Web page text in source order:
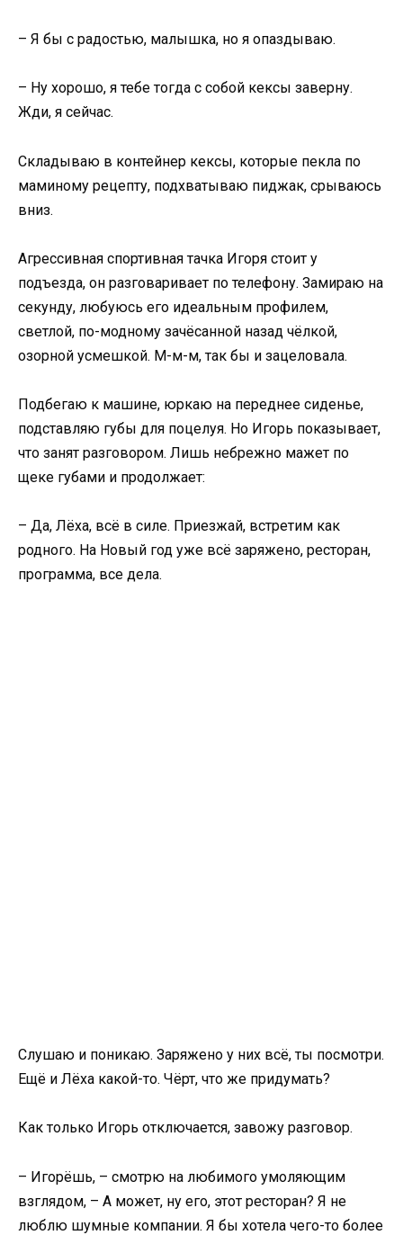
– Я бы с радостью, малышка, но я опаздываю.
– Ну хорошо, я тебе тогда с собой кексы заверну.
Жди, я сейчас.
Складываю в контейнер кексы, которые пекла по
маминому рецепту, подхватываю пиджак, срываюсь
вниз.
Агрессивная спортивная тачка Игоря стоит у
подъезда, он разговаривает по телефону. Замираю на
секунду, любуюсь его идеальным профилем,
светлой, по-модному зачёсанной назад чёлкой,
озорной усмешкой. М-м-м, так бы и зацеловала.
Подбегаю к машине, юркаю на переднее сиденье,
подставляю губы для поцелуя. Но Игорь показывает,
что занят разговором. Лишь небрежно мажет по
щеке губами и продолжает:
– Да, Лёха, всё в силе. Приезжай, встретим как
родного. На Новый год уже всё заряжено, ресторан,
программа, все дела.
Слушаю и поникаю. Заряжено у них всё, ты посмотри.
Ещё и Лёха какой-то. Чёрт, что же придумать?
Как только Игорь отключается, завожу разговор.
– Игорёшь, – смотрю на любимого умоляющим
взглядом, – А может, ну его, этот ресторан? Я не
люблю шумные компании. Я бы хотела чего-то более